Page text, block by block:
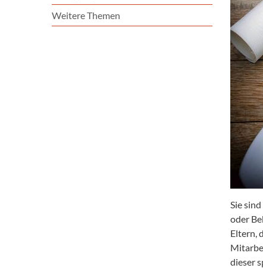
Weitere Themen
Sie
oder
Eltern,
dieser